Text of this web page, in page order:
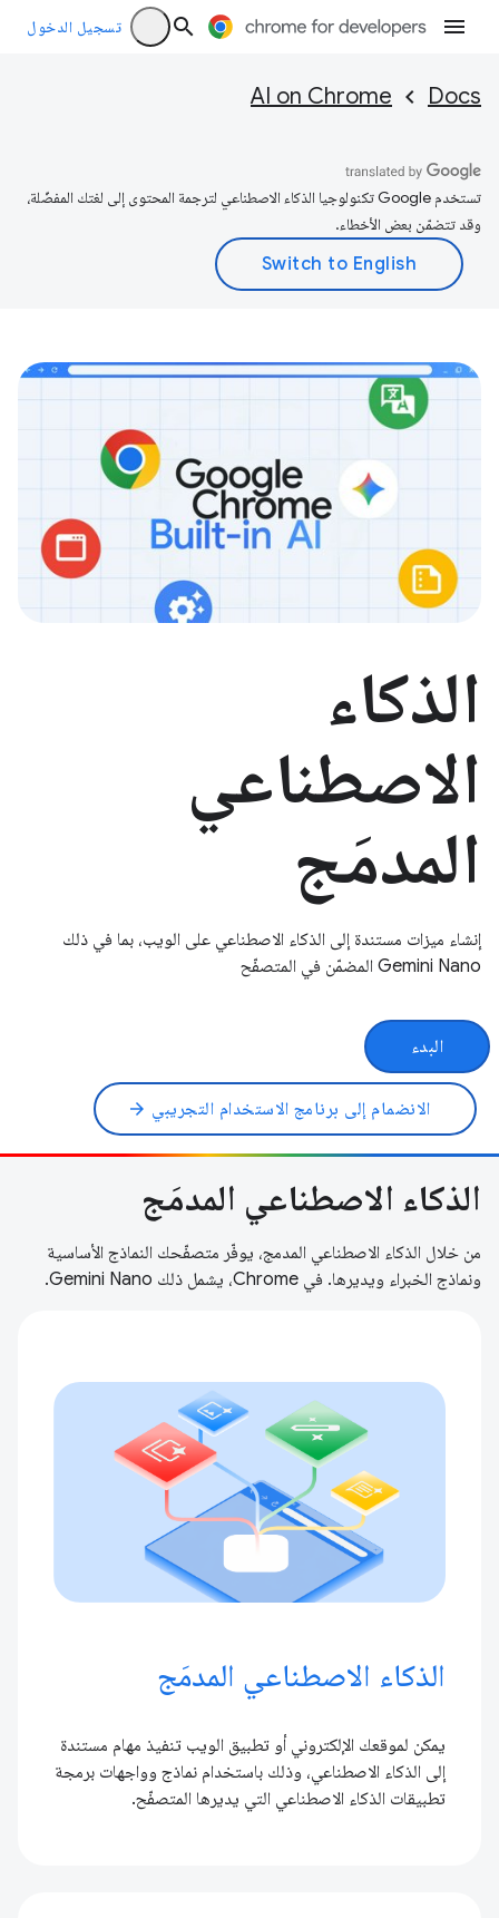
تسجيل الدخول
Docs
AI on Chrome
تستخدم Google تكنولوجيا الذكاء الاصطناعي لترجمة المحتوى إلى لغتك المفضّلة،
وقد تتضمّن بعض الأخطاء.
الذكاء
الاصطناعي
المدمَج
إنشاء ميزات مستندة إلى الذكاء الاصطناعي على الويب، بما في ذلك
Gemini Nano المضمّن في المتصفّح
البدء
الانضمام إلى برنامج الاستخدام التجريبي arrow_forward
الذكاء الاصطناعي المدمَج
من خلال الذكاء الاصطناعي المدمج، يوفّر متصفّحك النماذج الأساسية
ونماذج الخبراء ويديرها. في Chrome، يشمل ذلك Gemini Nano.
الذكاء الاصطناعي المدمَج
يمكن لموقعك الإلكتروني أو تطبيق الويب تنفيذ مهام مستندة
إلى الذكاء الاصطناعي، وذلك باستخدام نماذج وواجهات برمجة
تطبيقات الذكاء الاصطناعي التي يديرها المتصفّح.